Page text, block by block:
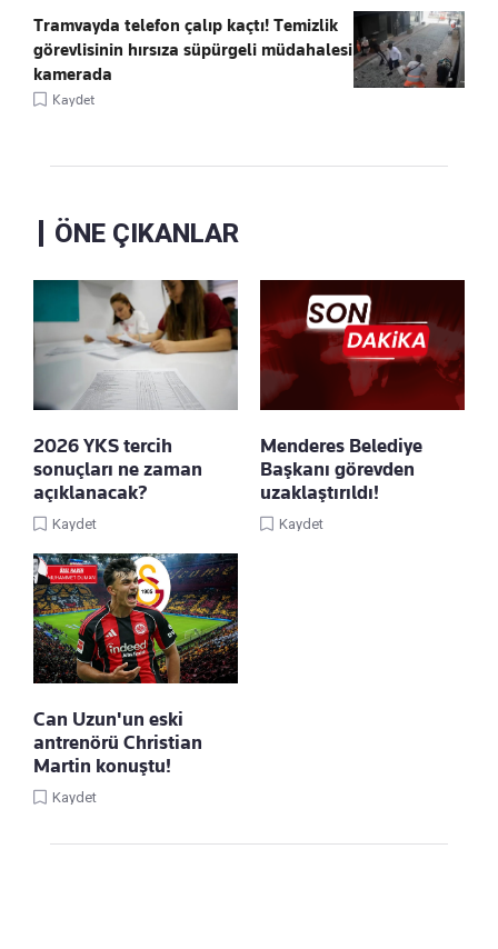
Tramvayda telefon çalıp kaçtı! Temizlik
görevlisinin hırsıza süpürgeli müdahalesi
kamerada
Kaydet
ÖNE ÇIKANLAR
2026 YKS tercih
sonuçları ne zaman
açıklanacak?
Kaydet
Menderes Belediye
Başkanı görevden
uzaklaştırıldı!
Kaydet
Can Uzun'un eski
antrenörü Christian
Martin konuştu!
Kaydet